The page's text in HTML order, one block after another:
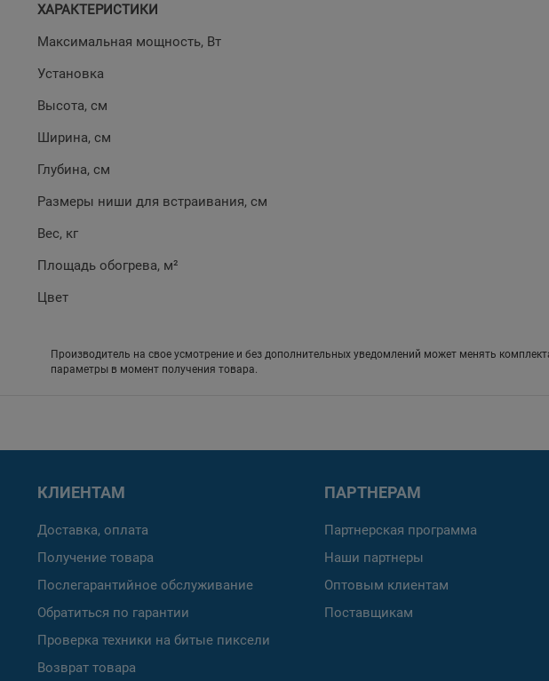
ХАРАКТЕРИСТИКИ
Максимальная мощность, Вт
Установка
Высота, см
Ширина, см
Глубина, см
Размеры ниши для встраивания, см
Вес, кг
Площадь обогрева, м²
Цвет
Производитель на свое усмотрение и без дополнительных уведомлений может менять
параметры в момент получения товара.
КЛИЕНТАМ
Доставка, оплата
Получение товара
Послегарантийное обслуживание
Обратиться по гарантии
Проверка техники на битые пиксели
Возврат товара
ПАРТНЕРАМ
Партнерская программа
Наши партнеры
Оптовым клиентам
Поставщикам